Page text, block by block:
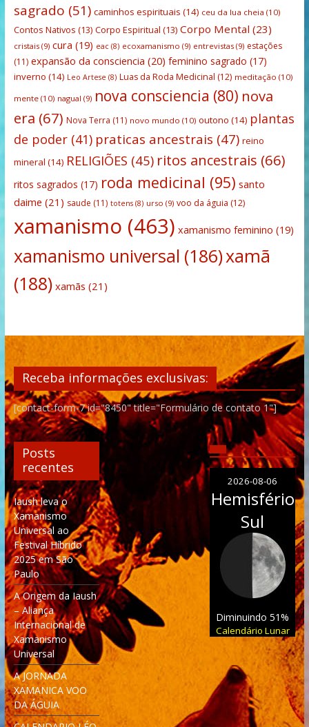
sagrado (51) caminhos espirituais (14) ceu da lua cheia (10)
Contos Nativos (13) Corpo Espiritual (13) Corpo Mental (23)
cristais(9) cura (19) eac(8) ecoxamanismo (9) entrevistas(9) estações
(11) expansão da consciencia (20) feminino sagrado (17)
inverno (14) Leo Artese (8) Luas da Roda Medicinal (12) meditação (10)
mente(10) nagual (9) nova consciencia (80) nova
era (67) Nova Terra (11) novo mundo (10) outono (14) plantas
de poder(41) praticas ancestrais (47) reino
mineral (14) RELIGIÕES (45) ritos ancestrais (66)
ritos sagrados (17) roda medicinal (95) santo
daime (21) saude (11) totens(8) urso (9) voo da águia (12)
xamanismo (463) xamanismo feminino (19)
xamanismo universal (186)xamã
(188) xamãs (21)
Receba informações exclusivas:
[contact-form-7 id="8450" title="Formulário de contato 1"]
Posts
recentes
Iaush leva o
Xamanismo
Universal ao
Festival Híbrido
2025 em São
Paulo
A Origem da Iaush
– Aliança
Internacional de
Xamanismo
Universal
A JORNADA
XAMANICA VOO
DA ÁGUIA
2026-08-06
Hemisfério
Sul
Diminuindo 51%
Calendário Lunar